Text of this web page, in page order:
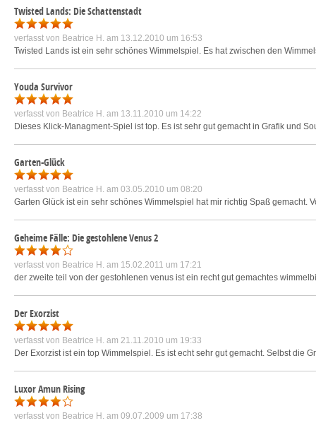
Twisted Lands: Die Schattenstadt
verfasst von Beatrice H. am 13.12.2010 um 16:53
Twisted Lands ist ein sehr schönes Wimmelspiel. Es hat zwischen den
Youda Survivor
verfasst von Beatrice H. am 13.11.2010 um 14:22
Dieses Klick-Managment-Spiel ist top. Es ist sehr gut gemacht in Grafik und
Garten-Glück
verfasst von Beatrice H. am 03.05.2010 um 08:20
Garten Glück ist ein sehr schönes Wimmelspiel hat mir richtig Spaß gemacht.
Geheime Fälle: Die gestohlene Venus 2
verfasst von Beatrice H. am 15.02.2011 um 17:21
der zweite teil von der gestohlenen venus ist ein recht gut gemachtes
Der Exorzist
verfasst von Beatrice H. am 21.11.2010 um 19:33
Der Exorzist ist ein top Wimmelspiel. Es ist echt sehr gut gemacht. Selbst die
Luxor Amun Rising
verfasst von Beatrice H. am 09.07.2009 um 17:38